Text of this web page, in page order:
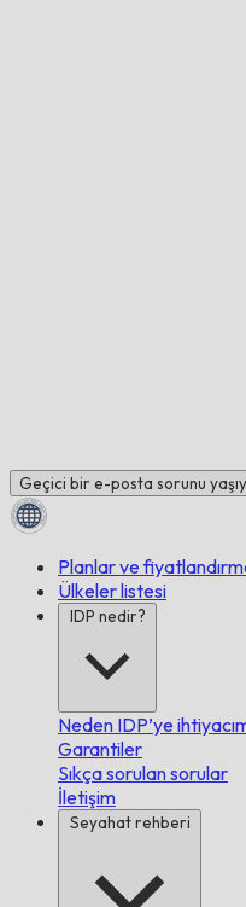
Geçici bir e-posta sorunu
Planlar ve
Ülkeler listesi
IDP nedir?
Neden IDP’ye
Garantiler
Sıkça sorulan sorular
İletişim
Seyahat rehberi